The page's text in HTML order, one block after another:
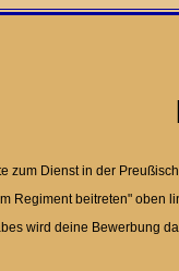
zum Dienst in der
Regiment beitreten" oben
wird deine Bewerbung